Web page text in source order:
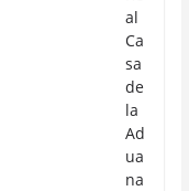
al
Ca
sa
de
la
Ad
ua
na